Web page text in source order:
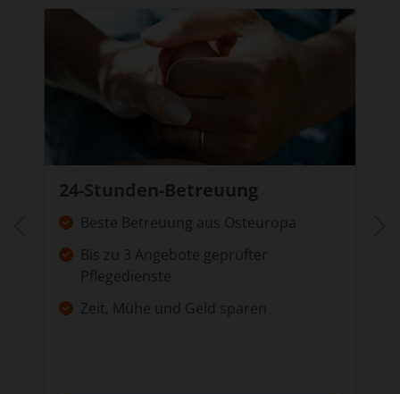
24-Stunden-Betreuung
Beste Betreuung aus Osteuropa
Bis zu 3 Angebote geprüfter
Pflegedienste
Zeit, Mühe und Geld sparen